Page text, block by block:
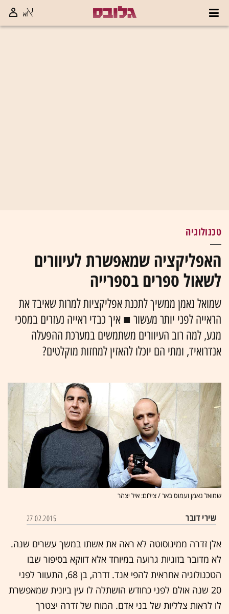
טכנולוגיה
האפליקציה שמאפשרת לעיוורים
לשאול ספרים בספרייה
שמואל נאמן ממשיך לתכנת אפליקציות למרות שאיבד את
הראייה לפני יותר מעשור ■ איך כבדי ראייה נעזרים במסכי
מגע, למה רוב העיוורים משתמשים במערכת ההפעלה
אנדרואיד, ומתי הם יוכלו להאזין למחזות מוקלטים?
שמואל נאמן ועמוס באר / צילום: איל יצהר
שירי דובר 27.02.2015
אלן זדרה ממינוסוטה לא ראה את אשתו במשך עשרים שנה.
לא מדובר בזוגיות גרועה במיוחד אלא דווקא בסיפור שבו
הטכנולוגיה אחראית להפי אנד. זדרה, בן 68, התעוור לפני
20 שנה אולם לפני כחודש הושתלה לו עין ביונית שמאפשרת
לו לראות צלליות של בני אדם. המוח של זדרה יצטרך